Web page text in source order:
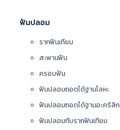
ฟันปลอม
รากฟันเทียม
สะพานฟัน
ครอบฟัน
ฟันปลอมถอดได้ฐานโลหะ
ฟันปลอมถอดได้ฐานอะคริลิก
ฟันปลอมทับรากฟันเทียม